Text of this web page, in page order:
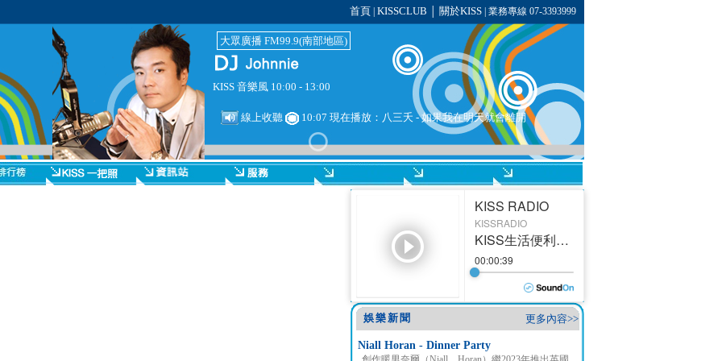
首頁 KISSCLUB 關於KISS| 業務專線 07-3393999
大眾廣播 FM99.9(南部地區)
KISS 音樂風 10:00 - 13:00
線上收聽 10:07 現在播放： 八三夭 - 如果我在明天就會離開
更多內容>>
娛樂新聞
Niall Horan - Dinner Party